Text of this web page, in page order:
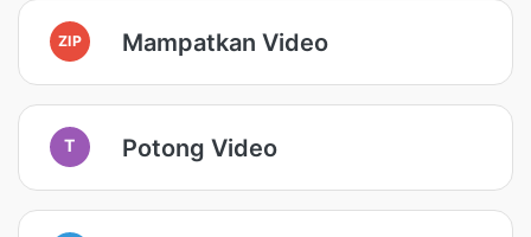
ZIP Mampatkan Video
T Potong Video